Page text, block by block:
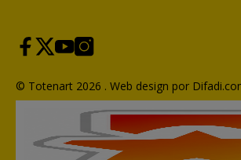
© Totenart 2026 . Web design por